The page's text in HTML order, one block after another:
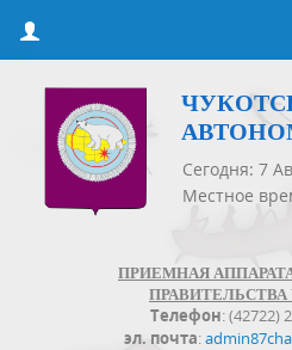
Сегодня: 7
Местное
ПРИЕМНАЯ
Телефон: (42722)
эл. почта: